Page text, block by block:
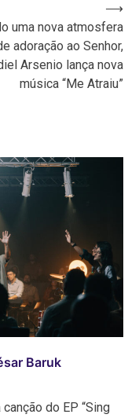
uma nova atmosfera
adoração ao Senhor,
Arsenio lança nova
música “Me Atraiu”
⟶
Baruk
do EP “Sing